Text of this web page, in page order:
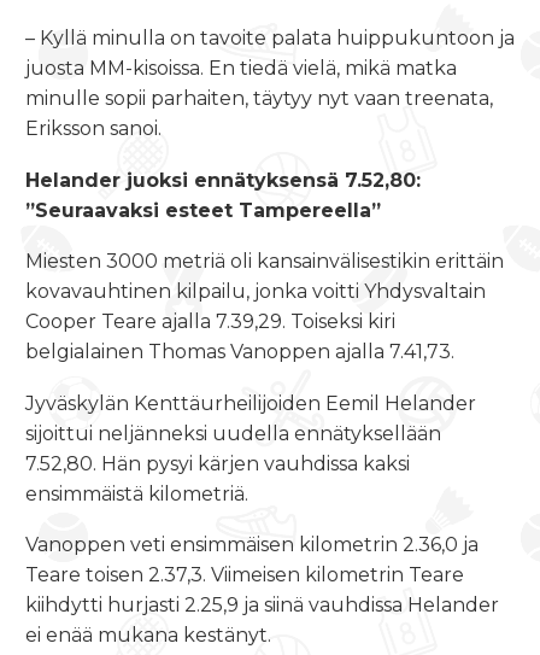
– Kyllä minulla on tavoite palata huippukuntoon ja
juosta MM-kisoissa. En tiedä vielä, mikä matka
minulle sopii parhaiten, täytyy nyt vaan treenata,
Eriksson sanoi.
Helander juoksi ennätyksensä 7.52,80:
”Seuraavaksi esteet Tampereella”
Miesten 3000 metriä oli kansainvälisestikin erittäin
kovavauhtinen kilpailu, jonka voitti Yhdysvaltain
Cooper Teare ajalla 7.39,29. Toiseksi kiri
belgialainen Thomas Vanoppen ajalla 7.41,73.
Jyväskylän Kenttäurheilijoiden Eemil Helander
sijoittui neljänneksi uudella ennätyksellään
7.52,80. Hän pysyi kärjen vauhdissa kaksi
ensimmäistä kilometriä.
Vanoppen veti ensimmäisen kilometrin 2.36,0 ja
Teare toisen 2.37,3. Viimeisen kilometrin Teare
kiihdytti hurjasti 2.25,9 ja siinä vauhdissa Helander
ei enää mukana kestänyt.